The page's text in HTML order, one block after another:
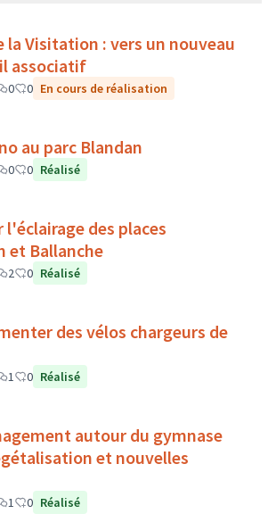
la Visitation : vers un nouveau
associatif
0 0 En cours de réalisation
au parc Blandan
0 0 Réalisé
l'éclairage des places
et Ballanche
2 0 Réalisé
des vélos chargeurs de
1 0 Réalisé
autour du gymnase
et nouvelles
1 0 Réalisé